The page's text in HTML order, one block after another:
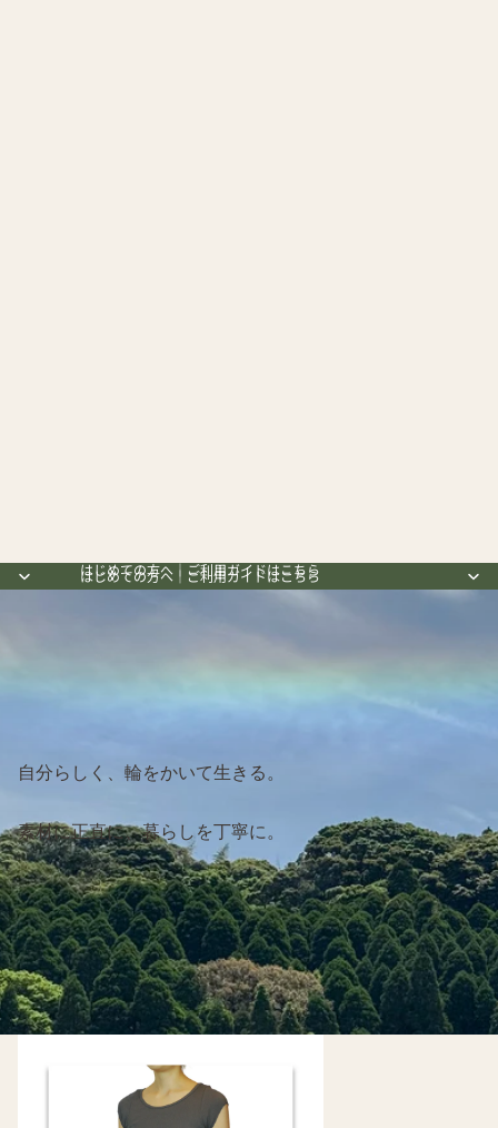
はじめての方へ｜ご利用ガイドはこちら
はじめての方へ｜ご利用ガイドはこちら
自分らしく、輪をかいて生きる。
素材に正直に、暮らしを丁寧に。